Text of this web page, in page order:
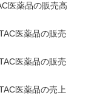
医薬品の販売高
医薬品の販売
医薬品の販売
医薬品の売上